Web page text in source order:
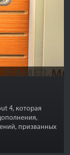
4, которая
призванных